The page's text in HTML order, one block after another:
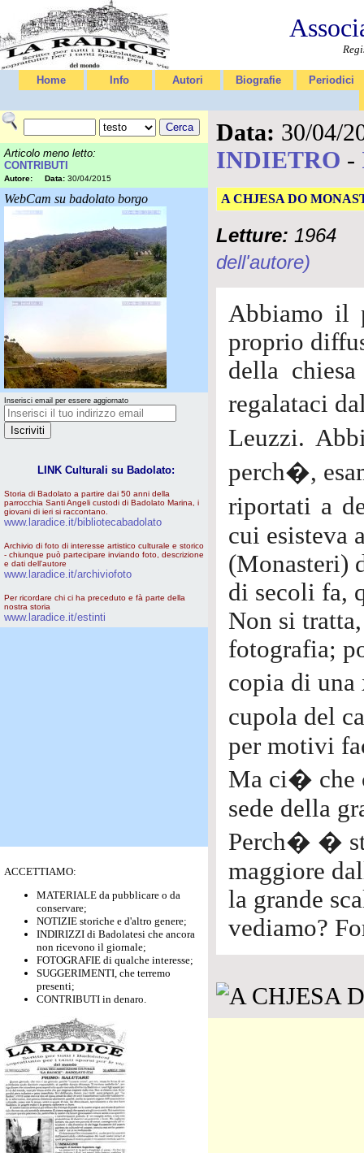
Home Info Autori Biografie Periodici
Articolo meno letto:
CONTRIBUTI
Autore: Data: 30/04/2015
WebCam su badolato borgo
Inserisci email per essere aggiornato
LINK Culturali su Badolato:
Storia di Badolato a partire dai 50 anni della
parrocchia Santi Angeli custodi di Badolato Marina, i
giovani di ieri si raccontano.
www.laradice.it/bibliotecabadolato
Archivio di foto di interesse artistico culturale e storico
- chiunque può partecipare inviando foto, descrizione
e dati dell'autore
www.laradice.it/archiviofoto
Per ricordare chi ci ha preceduto e fà parte della
nostra storia
www.laradice.it/estinti
ACCETTIAMO:
MATERIALE da pubblicare o da
conservare;
NOTIZIE storiche e d'altro genere;
INDIRIZZI di Badolatesi che ancora
non ricevono il giornale;
FOTOGRAFIE di qualche interesse;
SUGGERIMENTI, che terremo
presenti;
CONTRIBUTI in denaro.
Data: 30/04/
INDIETRO -
A CHJESA DO
Letture: 1964
dell'autore)
Abbiamo il
proprio
della
regalataci
Leuzzi.
perch�,
riportati a
cui esisteva
(Monasteri)
di secoli fa,
Non si
fotografia;
copia di
cupola del
per motivi
Ma ci�
sede della
Perch� �
maggiore
la grande
vediamo?